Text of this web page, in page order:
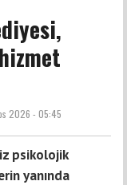
2026 - 05:45
psikolojik
yanında